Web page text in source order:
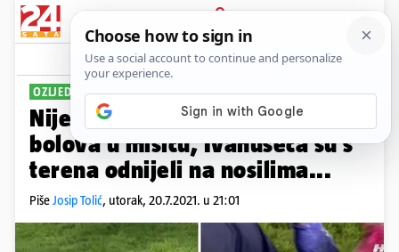
PRIJAVA
Sport Komentari
OZLJEDE "MODRIH" ASOVA
Nije dobro: Ademi izašao zbog
bolova u mišiću, Ivanušeca su s
terena odnijeli na nosilima...
PišeJosip Tolić, utorak, 20.7.2021. u 21:01